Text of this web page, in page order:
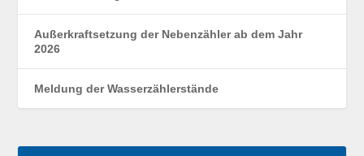
Außerkraftsetzung der Nebenzähler ab dem Jahr
2026
Meldung der Wasserzählerstände